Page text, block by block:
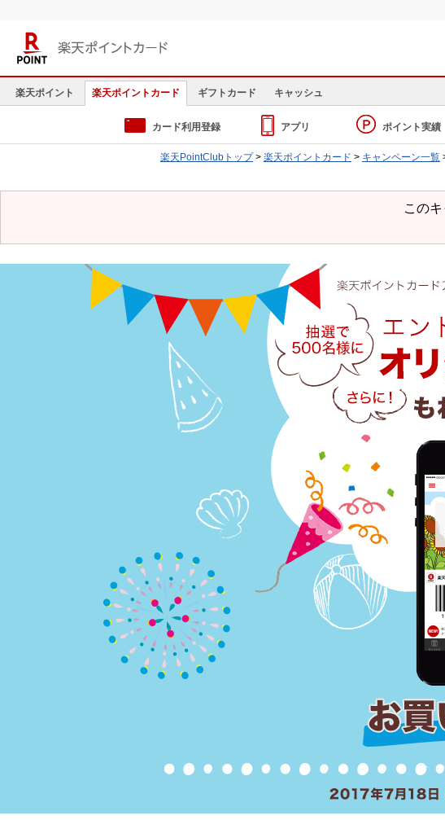
楽天ポイント 楽天ポイントカード ギフトカード キャッシュ
カード利用登録 アプリ ポイント実績
楽天PointClubトップ> 楽天ポイントカード > キャンペーン一覧
この